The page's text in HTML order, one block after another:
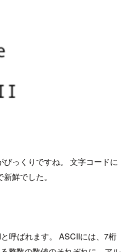
っくりですね。 文字コードに
鮮でした。
呼ばれます。 ASCIIには、7桁